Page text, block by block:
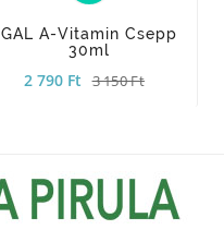
GAL A-Vitamin Csepp
30ml
2 790 Ft 3 150 Ft